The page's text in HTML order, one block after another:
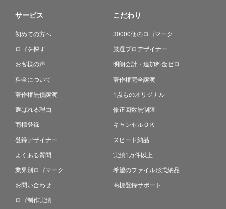
サービス
初めての方へ
ロゴを探す
お客様の声
料金について
著作権無償譲渡
選ばれる理由
商標登録
登録デザイナー
よくある質問
業界別ロゴマーク
お問い合わせ
ロゴ制作実績
こだわり
30000個のロゴマーク
厳選プロデザイナー
明朗会計・追加料金ゼロ
著作権完全譲渡
1点ものオリジナル
修正回数無制限
キャンセルＯＫ
スピード納品
実績1万件以上
希望のファイル形式納品
商標登録サポート